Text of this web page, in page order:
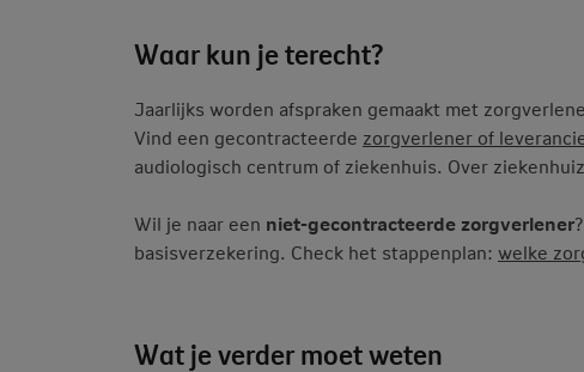
Waar kun je terecht?
Jaarlijks worden afspraken gemaakt met
Vind een gecontracteerde zorgverlener of
audiologisch centrum of ziekenhuis. Over
Wil je naar een niet-gecontracteerde zorgverlener
basisverzekering. Check het stappenplan: welke
Wat je verder moet weten